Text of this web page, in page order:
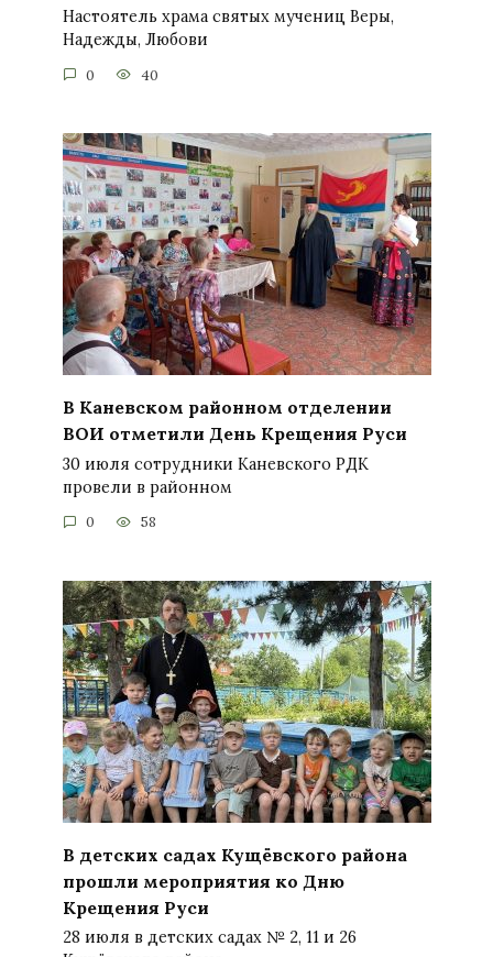
Настоятель храма святых мучениц Веры,
Надежды, Любови
0 40
В Каневском районном отделении
ВОИ отметили День Крещения Руси
30 июля сотрудники Каневского РДК
провели в районном
0 58
В детских садах Кущёвского района
прошли мероприятия ко Дню
Крещения Руси
28 июля в детских садах № 2, 11 и 26